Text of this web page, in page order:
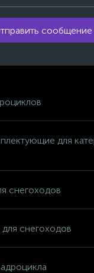
сообщение
для
снегоходов
снегоходов